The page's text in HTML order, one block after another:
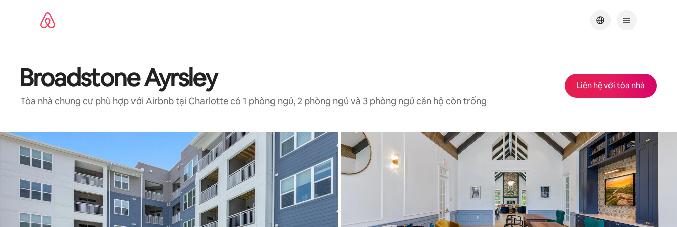
Broadstone Ayrsley
Tòa nhà chung cư phù hợp với Airbnb tại Charlotte có 1 phòng ngủ, 2 phòng ngủ và 3 phòng ngủ căn hộ còn trống
Liên hệ với tòa nhà